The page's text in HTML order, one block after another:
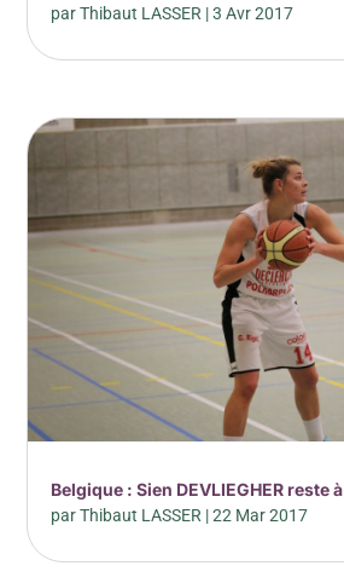
parThibaut LASSER |3 Avr 2017
Belgique : Sien DEVLIEGHER reste
parThibaut LASSER |22 Mar 2017